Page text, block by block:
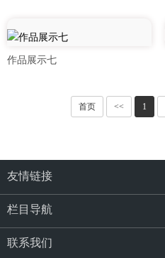
作品展示七
首页 << 1
友情链接
栏目导航
联系我们